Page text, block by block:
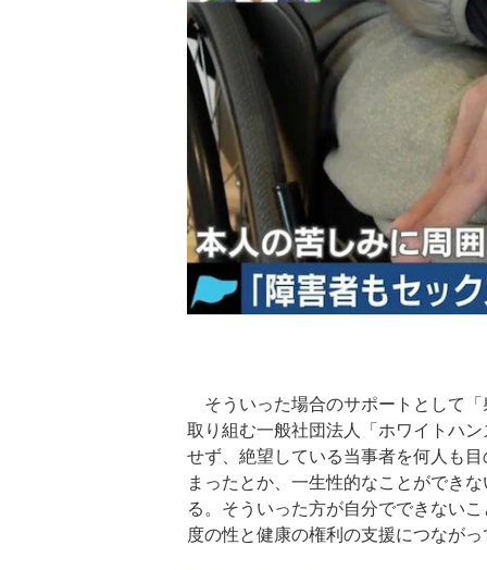
そういった場合のサポートとして
取り組む一般社団法人「ホワイトハ
せず、絶望している当事者を何人も
まったとか、一生性的なことができ
る。そういった方が自分でできない
度の性と健康の権利の支援につなが